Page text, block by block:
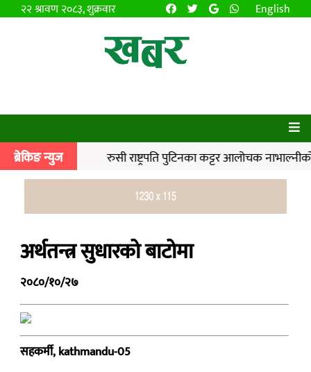
२२ श्रावण २०८३, शुक्रवार English
ब्रेकिङ न्युज| | रुसी राष्ट्रपति पुटिनका कट्टर आलोचक
अर्थतन्त्र सुधारको बाटोमा
२०८०/१०/२७
सहकर्मी, kathmandu-05